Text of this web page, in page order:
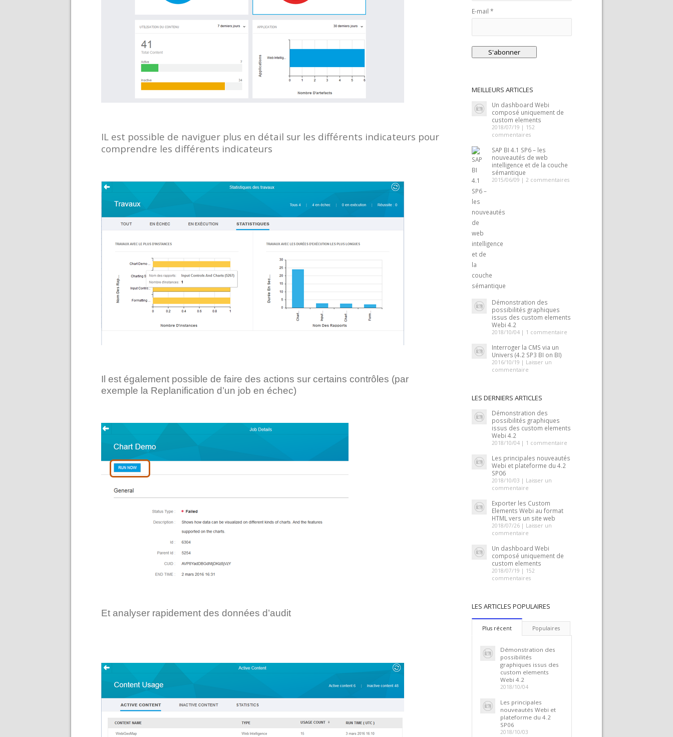
IL est possible de naviguer plus en détail sur les différents indicateurs pour
comprendre les différents indicateurs
Il est également possible de faire des actions sur certains contrôles (par
exemple la Replanification d’un job en échec)
Et analyser rapidement des données d’audit
E-mail *
MEILLEURS ARTICLES
Un dashboard Webi
composé uniquement de
custom elements
2018/07/19 | 152
commentaires
SAP BI 4.1 SP6 – les
nouveautés de web
intelligence et de la couche
sémantique
2015/06/09 | 2 commentaires
Démonstration des
possibilités graphiques
issus des custom elements
Webi 4.2
2018/10/04 | 1 commentaire
Interroger la CMS via un
Univers (4.2 SP3 BI on BI)
2016/10/19 | Laisser un
commentaire
LES DERNIERS ARTICLES
Démonstration des
possibilités graphiques
issus des custom elements
Webi 4.2
2018/10/04 | 1 commentaire
Les principales nouveautés
Webi et plateforme du 4.2
SP06
2018/10/03 | Laisser un
commentaire
Exporter les Custom
Elements Webi au format
HTML vers un site web
2018/07/26 | Laisser un
commentaire
Un dashboard Webi
composé uniquement de
custom elements
2018/07/19 | 152
commentaires
LES ARTICLES POPULAIRES
Plus récent Populaires
Démonstration des
possibilités
graphiques issus des
custom elements
Webi 4.2
2018/10/04
Les principales
nouveautés Webi et
plateforme du 4.2
SP06
2018/10/03